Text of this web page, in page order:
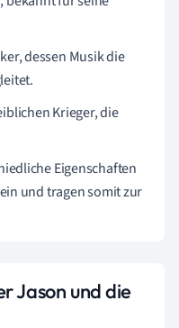
dessen Musik die
Krieger, die
Eigenschaften
und tragen somit zur
Jason und die